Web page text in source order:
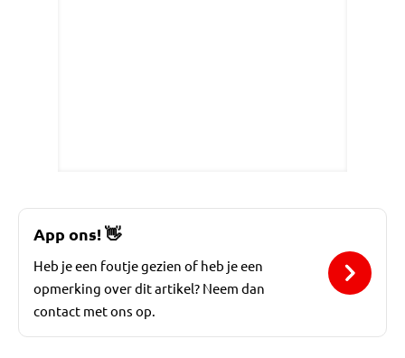
App ons!👋
Heb je een foutje gezien of heb je een
opmerking over dit artikel? Neem dan
contact met ons op.